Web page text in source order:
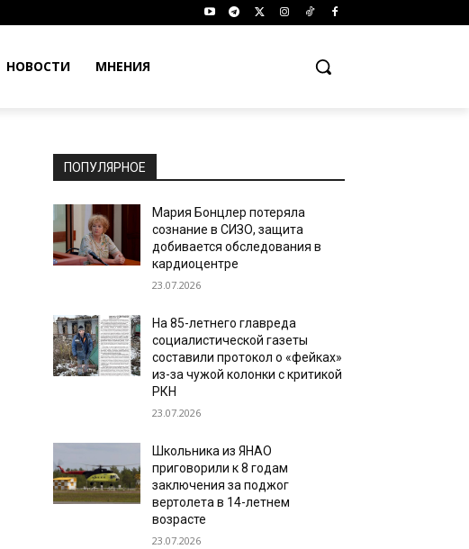
НОВОСТИ МНЕНИЯ
ПОПУЛЯРНОЕ
Мария Бонцлер потеряла
сознание в СИЗО, защита
добивается обследования в
кардиоцентре
23.07.2026
На 85-летнего главреда
социалистической газеты
составили протокол о «фейках»
из-за чужой колонки с критикой
РКН
23.07.2026
Школьника из ЯНАО
приговорили к 8 годам
заключения за поджог
вертолета в 14-летнем
возрасте
23.07.2026